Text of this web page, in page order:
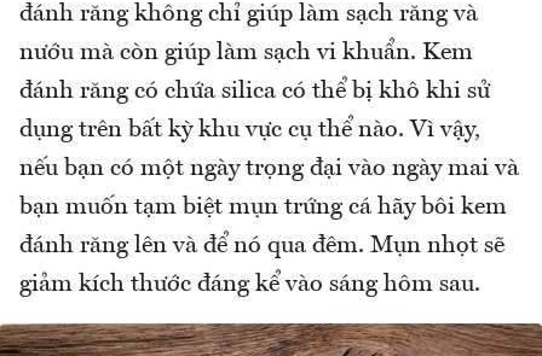
đánh răng không chỉ giúp làm sạch răng và
nướu mà còn giúp làm sạch vi khuẩn. Kem
đánh răng có chứa silica có thể bị khô khi sử
dụng trên bất kỳ khu vực cụ thể nào. Vì vậy,
nếu bạn có một ngày trọng đại vào ngày mai và
bạn muốn tạm biệt mụn trứng cá hãy bôi kem
đánh răng lên và để nó qua đêm. Mụn nhọt sẽ
giảm kích thước đáng kể vào sáng hôm sau.